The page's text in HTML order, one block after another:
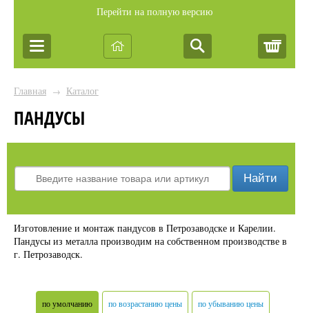
Перейти на полную версию
Главная → Каталог
ПАНДУСЫ
Найти
Изготовление и монтаж пандусов в Петрозаводске и Карелии.
Пандусы из металла производим на собственном производстве в
г. Петрозаводск.
по умолчанию по возрастанию цены по убыванию цены